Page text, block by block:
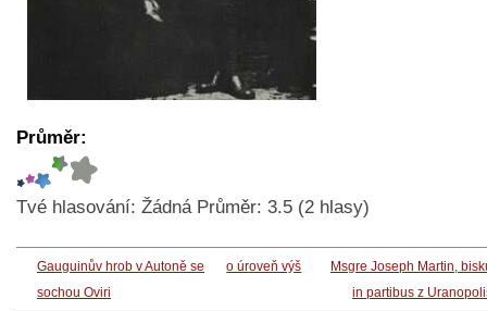
Průměr:
Tvé hlasování: Žádná Průměr: 3.5 (2 hlasy)
Gauguinův hrob v Autoně se
sochou Oviri
o úroveň výš
Msgre Joseph Martin,
in partibus z